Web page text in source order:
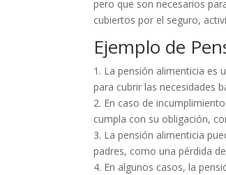
pero que son necesarios
cubiertos por el seguro,
Ejemplo de
1. La pensión alimenticia es
para cubrir las necesidades
2. En caso de
cumpla con su obligación,
3. La pensión alimenticia
padres, como una pérdida
4. En algunos casos, la